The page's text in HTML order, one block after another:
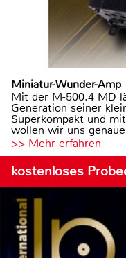
Miniatur-Wunder-Amp
Mit der M-500.4 MD
Generation seiner
Superkompakt und
wollen wir uns
>> Mehr erfahren
kostenloses